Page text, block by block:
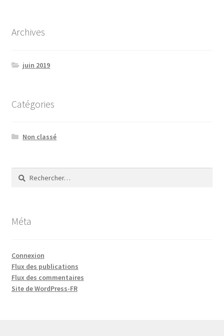
Archives
juin 2019
Catégories
Non classé
Rechercher :
Méta
Connexion
Flux des publications
Flux des commentaires
Site de WordPress-FR